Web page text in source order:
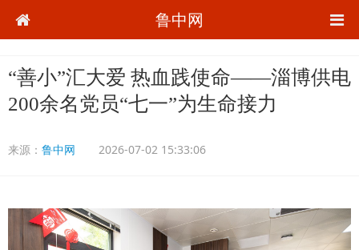
鲁中网
“善小”汇大爱 热血践使命——淄博供电
200余名党员“七一”为生命接力
来源： 鲁中网 2026-07-02 15:33:06